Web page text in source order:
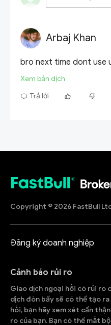
Arbaj Khan
bro next time dont use
Xem bản dịch
Trả lời
Copyright © 2026 FastBull
Đăng ký doanh nghiệp
Cảnh báo rủi ro
Giao dịch ngoại hối có rủi ro
dịch đòn bẩy sẽ có thể tạo
hối, bạn hãy xem xét cẩn
ro của bạn. Bạn có thể mất